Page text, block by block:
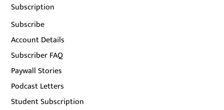
Subscription
Subscribe
Account Details
Subscriber FAQ
Paywall Stories
Podcast Letters
Student Subscription